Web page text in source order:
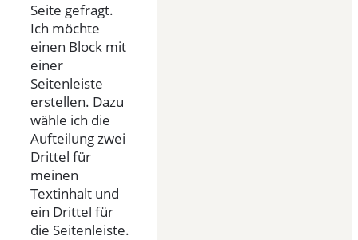
Seite gefragt.
Ich möchte
einen Block mit
einer
Seitenleiste
erstellen. Dazu
wähle ich die
Aufteilung zwei
Drittel für
meinen
Textinhalt und
ein Drittel für
die Seitenleiste.